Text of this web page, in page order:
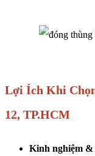
Lợi Ích Khi
12, TP.HCM
Kinh nghiệm &